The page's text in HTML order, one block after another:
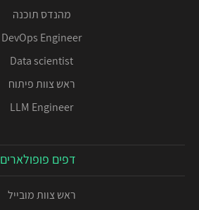
מהנדס תוכנה
DevOps Engineer
Data scientist
ראש צוות פיתוח
LLM Engineer
דפים פופולארים
ראש צוות מובייל